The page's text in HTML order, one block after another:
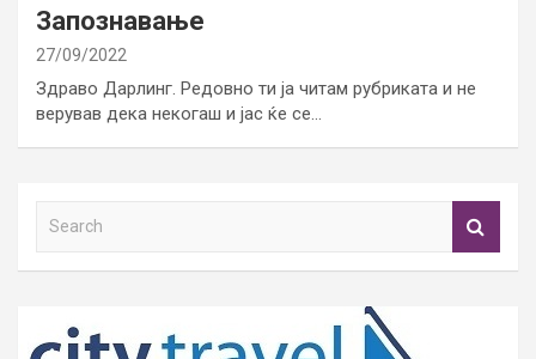
Запознавање
27/09/2022
Здраво Дарлинг. Редовнo ти ја читам рубриката и не
верував дека некогаш и јас ќе се…
h